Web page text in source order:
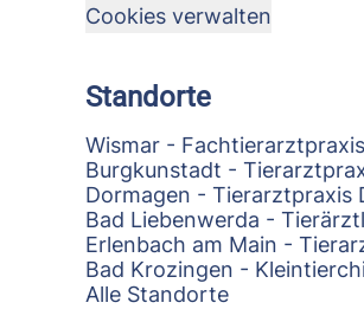
Cookies verwalten
Standorte
Wismar -
Burgkunstadt -
Dormagen - Tierarztpraxis
Bad Liebenwerda -
Erlenbach am Main -
Bad Krozingen -
Alle Standorte